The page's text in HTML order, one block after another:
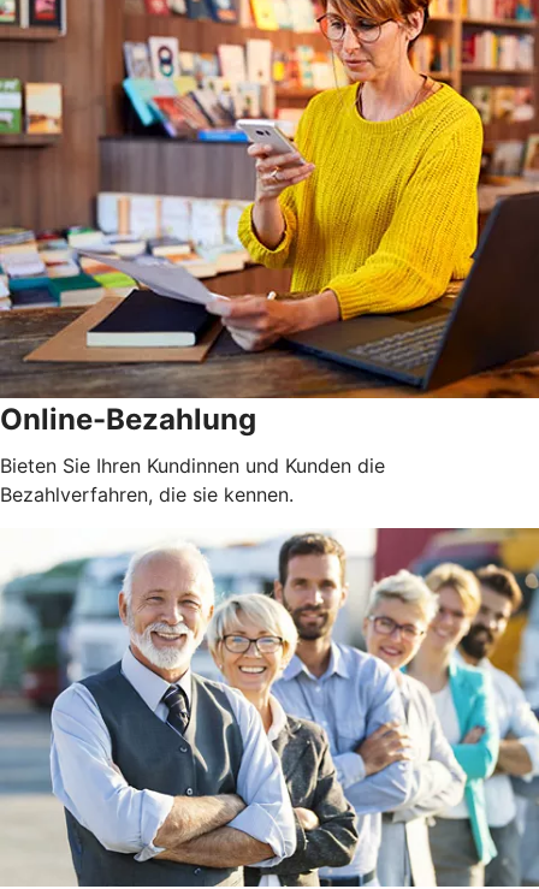
Online-Bezahlung
Bieten Sie Ihren Kundinnen und Kunden die
Bezahlverfahren, die sie kennen.